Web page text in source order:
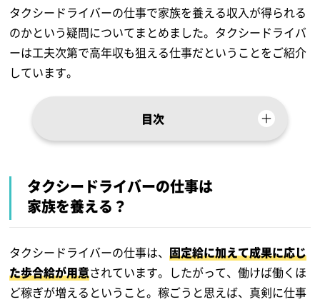
タクシードライバーの仕事で家族を養える収入が得られる
のかという疑問についてまとめました。タクシードライバ
ーは工夫次第で高年収も狙える仕事だということをご紹介
しています。
目次
タクシードライバーの仕事は
家族を養える？
タクシードライバーの仕事は、固定給に加えて成果に応じ
た歩合給が用意されています。したがって、働けば働くほ
ど稼ぎが増えるということ。稼ごうと思えば、真剣に仕事